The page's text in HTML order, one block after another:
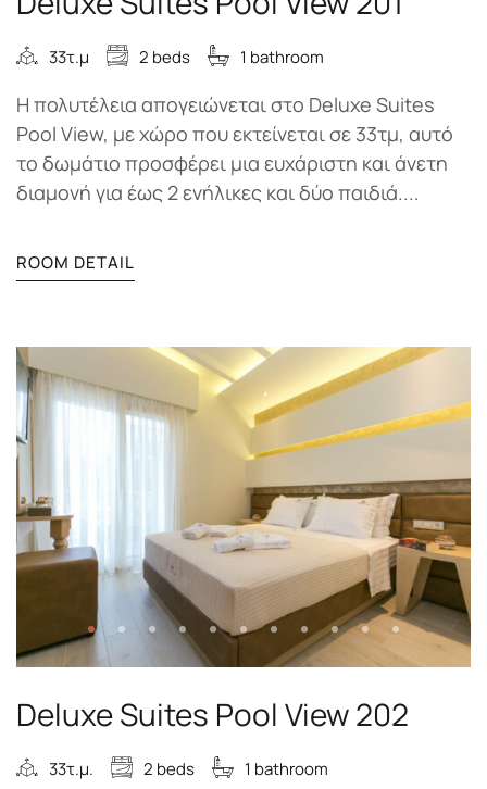
33τ.μ 2 beds 1 bathroom
Η πολυτέλεια απογειώνεται στο Deluxe Suites
Pool View, με χώρο που εκτείνεται σε 33τμ, αυτό
το δωμάτιο προσφέρει μια ευχάριστη και άνετη
διαμονή για έως 2 ενήλικες και δύο παιδιά....
ROOM DETAIL
Deluxe Suites Pool View 202
33τ.μ. 2 beds 1 bathroom